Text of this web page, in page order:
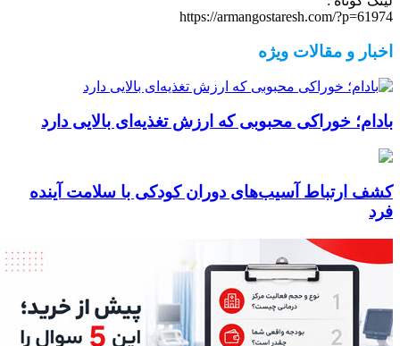
https://armangostaresh.com/?p=61974
اخبار و مقالات ویژه
بادام؛ خوراکی محبوبی که ارزش تغذیه‌ای بالایی دارد
کشف ارتباط آسیب‌های دوران کودکی با سلامت آینده
فرد